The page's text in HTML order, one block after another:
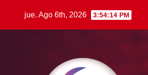
jue. Ago 6th, 2026 3:54:16 PM